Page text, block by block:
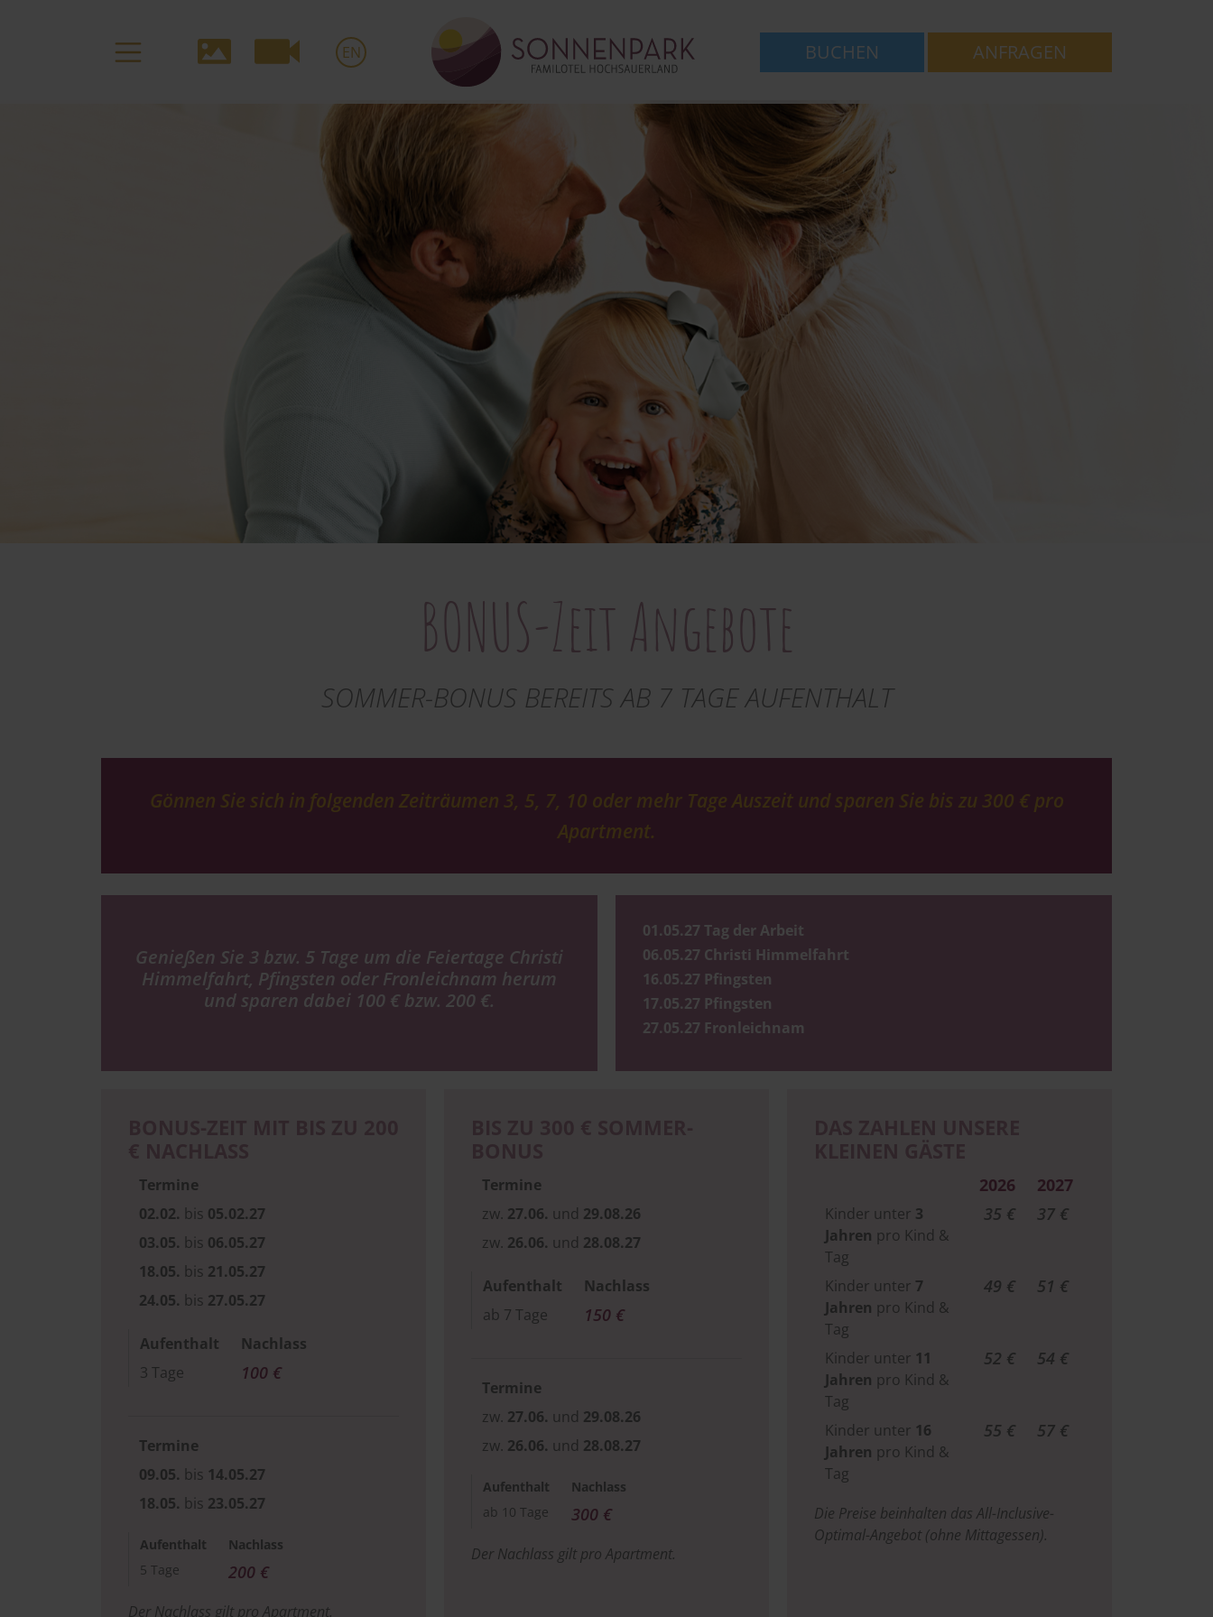
Inhalt
Media-
EN BUCHEN ANFRAGEN
BONUS-Zeit Angebote
SOMMER-BONUS BEREITS AB 7 TAGE AUFENTHALT
Gönnen Sie sich in folgenden Zeiträumen 3, 5, 7, 10 oder mehr Tage Auszeit und sparen Sie bis zu 300 €pro
Apartment.
Genießen Sie 3 bzw. 5 Tage um die Feiertage Christi
Himmelfahrt, Pfingsten oder Fronleichnam herum
und sparen dabei 100 € bzw. 200 €.
01.05.27 Tag der Arbeit
06.05.27 Christi Himmelfahrt
16.05.27 Pfingsten
17.05.27 Pfingsten
27.05.27 Fronleichnam
Termine
02.02. bis 05.02.27
03.05. bis 06.05.27
18.05. bis 21.05.27
24.05. bis 27.05.27
Aufenthalt
Nachlass
3 Tage
100 €
Termine
09.05. bis 14.05.27
18.05. bis 23.05.27
Aufenthalt
Nachlass
5 Tage
200 €
Der Nachlass gilt pro Apartment.
Termine
zw. 27.06. und 29.08.26
zw. 26.06. und 28.08.27
Aufenthalt
Nachlass
ab 7 Tage
150 €
Termine
zw. 27.06. und 29.08.26
zw. 26.06. und 28.08.27
Aufenthalt
Nachlass
ab 10 Tage
300 €
Der Nachlass gilt pro Apartment.
2026 2027
Kinder unter 3
Jahren pro Kind &
Tag
35 € 37 €
Kinder unter 7
Jahren pro Kind &
Tag
49 € 51 €
Kinder unter 11
Jahren pro Kind &
Tag
52 € 54 €
Kinder unter 16
Jahren pro Kind &
Tag
55 € 57 €
Die Preise beinhalten das All-Inclusive-
Optimal-Angebot (ohne Mittagessen).